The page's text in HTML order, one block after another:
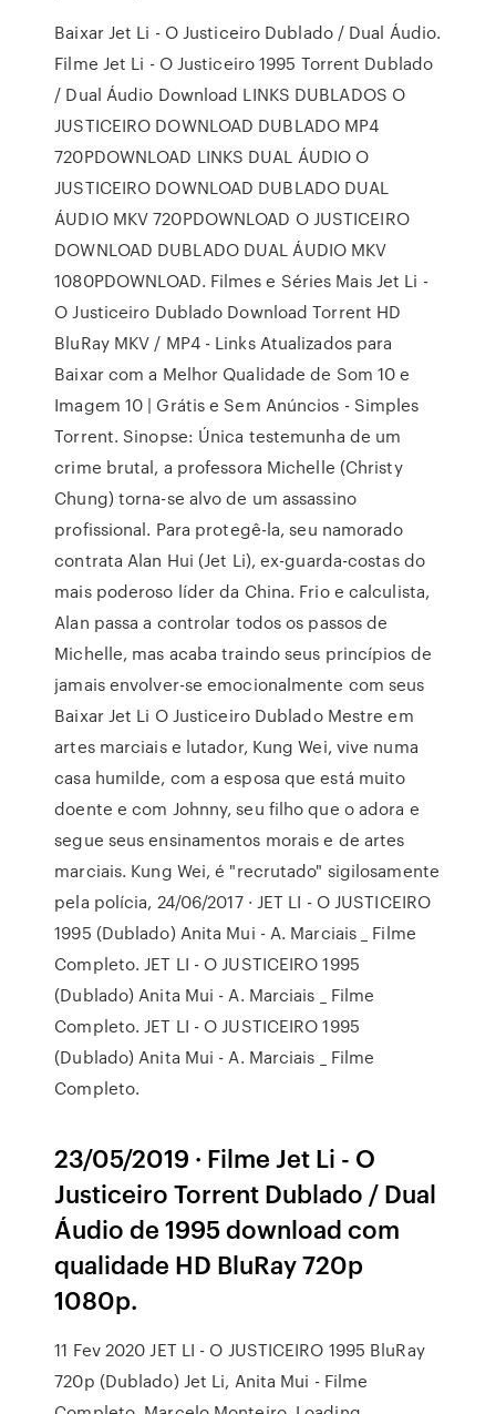
Baixar Jet Li - O Justiceiro Dublado / Dual Áudio.
Filme Jet Li - O Justiceiro 1995 Torrent Dublado
/ Dual Áudio Download LINKS DUBLADOS O
JUSTICEIRO DOWNLOAD DUBLADO MP4
720PDOWNLOAD LINKS DUAL ÁUDIO O
JUSTICEIRO DOWNLOAD DUBLADO DUAL
ÁUDIO MKV 720PDOWNLOAD O JUSTICEIRO
DOWNLOAD DUBLADO DUAL ÁUDIO MKV
1080PDOWNLOAD. Filmes e Séries Mais Jet Li -
O Justiceiro Dublado Download Torrent HD
BluRay MKV / MP4 - Links Atualizados para
Baixar com a Melhor Qualidade de Som 10 e
Imagem 10 | Grátis e Sem Anúncios - Simples
Torrent. Sinopse: Única testemunha de um
crime brutal, a professora Michelle (Christy
Chung) torna-se alvo de um assassino
profissional. Para protegê-la, seu namorado
contrata Alan Hui (Jet Li), ex-guarda-costas do
mais poderoso líder da China. Frio e calculista,
Alan passa a controlar todos os passos de
Michelle, mas acaba traindo seus princípios de
jamais envolver-se emocionalmente com seus
Baixar Jet Li O Justiceiro Dublado Mestre em
artes marciais e lutador, Kung Wei, vive numa
casa humilde, com a esposa que está muito
doente e com Johnny, seu filho que o adora e
segue seus ensinamentos morais e de artes
marciais. Kung Wei, é "recrutado" sigilosamente
pela polícia, 24/06/2017 · JET LI - O JUSTICEIRO
1995 (Dublado) Anita Mui - A. Marciais _ Filme
Completo. JET LI - O JUSTICEIRO 1995
(Dublado) Anita Mui - A. Marciais _ Filme
Completo. JET LI - O JUSTICEIRO 1995
(Dublado) Anita Mui - A. Marciais _ Filme
Completo.
23/05/2019 · Filme Jet Li - O
Justiceiro Torrent Dublado / Dual
Áudio de 1995 download com
qualidade HD BluRay 720p
1080p.
11 Fev 2020 JET LI - O JUSTICEIRO 1995 BluRay
720p (Dublado) Jet Li, Anita Mui - Filme